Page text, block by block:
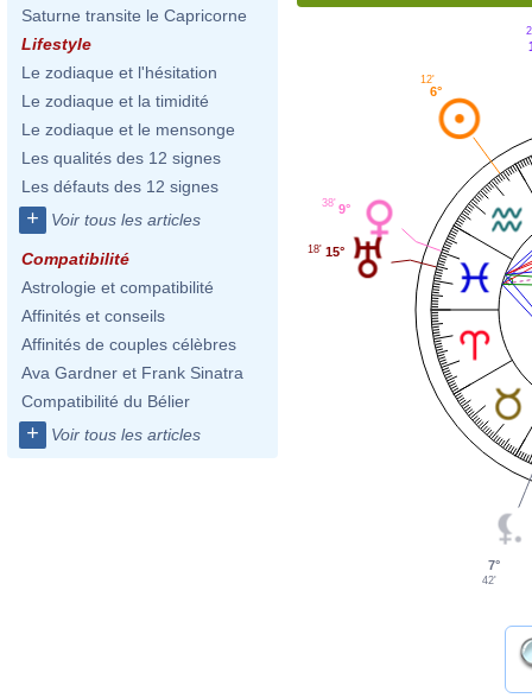
Saturne transite le Capricorne
Lifestyle
Le zodiaque et l'hésitation
Le zodiaque et la timidité
Le zodiaque et le mensonge
Les qualités des 12 signes
Les défauts des 12 signes
+ Voir tous les articles
Compatibilité
Astrologie et compatibilité
Affinités et conseils
Affinités de couples célèbres
Ava Gardner et Frank Sinatra
Compatibilité du Bélier
+ Voir tous les articles
6°
12'
9°
38'
15°
18'
7°
42'